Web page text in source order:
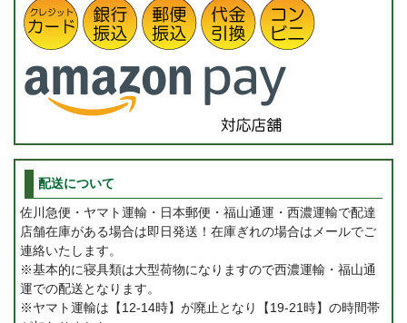
配送について
佐川急便・ヤマト運輸・日本郵便・福山通運・西濃運輸で配達
店舗在庫がある場合は即日発送！在庫ぎれの場合はメールでご
連絡いたします。
※基本的に寝具類は大型荷物になりますので西濃運輸・福山通
運での配送となります。
※ヤマト運輸は【12-14時】が廃止となり【19-21時】の時間帯